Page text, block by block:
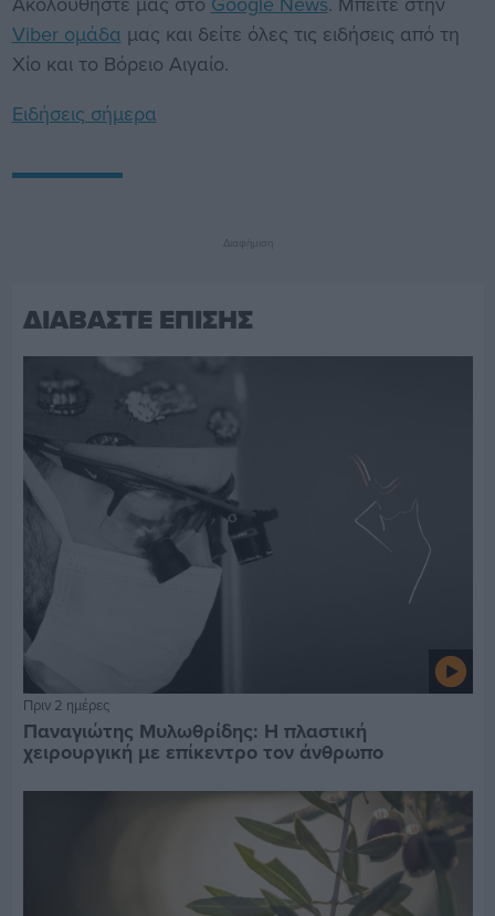
Viber ομάδα μας και δείτε όλες τις ειδήσεις από τη
Χίο και το Βόρειο Αιγαίο.
Ειδήσεις σήμερα
Διαφήμιση
ΔΙΑΒΑΣΤΕ ΕΠΙΣΗΣ
Πριν 2 ημέρες
Παναγιώτης Μυλωθρίδης: Η πλαστική
χειρουργική με επίκεντρο τον άνθρωπο